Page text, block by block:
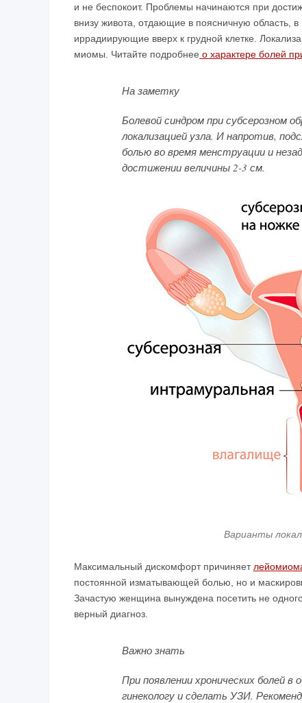
и не беспокоит. Проблемы начинаются при
внизу живота, отдающие в поясничную область,
иррадиирующие вверх к грудной клетке.
миомы. Читайте подробнее о характере болей
На заметку
Болевой синдром при субсерозном
локализацией узла. И напротив,
болью во время менструации и
достижении величины 2-3 см.
Варианты
Максимальный дискомфорт причиняет
постоянной изматывающей болью, но и
Зачастую женщина вынуждена посетить не
верный диагноз.
Важно знать
При появлении хронических болей
гинекологу и сделать УЗИ.